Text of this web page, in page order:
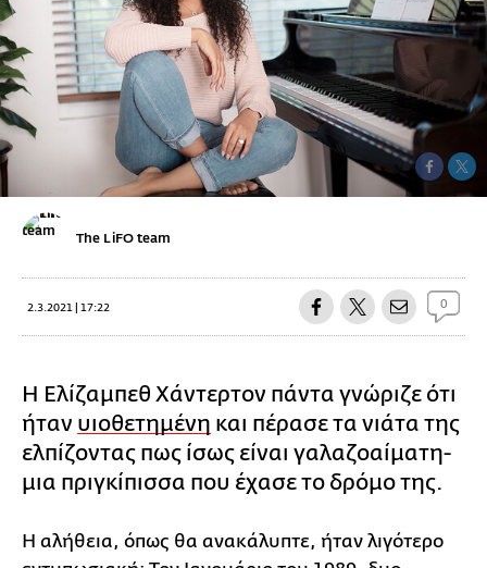
The LiFO team
2.3.2021 | 17:22 0
Η Ελίζαμπεθ Χάντερτον πάντα γνώριζε ότι
ήταν υιοθετημένη και πέρασε τα νιάτα της
ελπίζοντας πως ίσως είναι γαλαζοαίματη-
μια πριγκίπισσα που έχασε το δρόμο της.
Η αλήθεια, όπως θα ανακάλυπτε, ήταν λιγότερο